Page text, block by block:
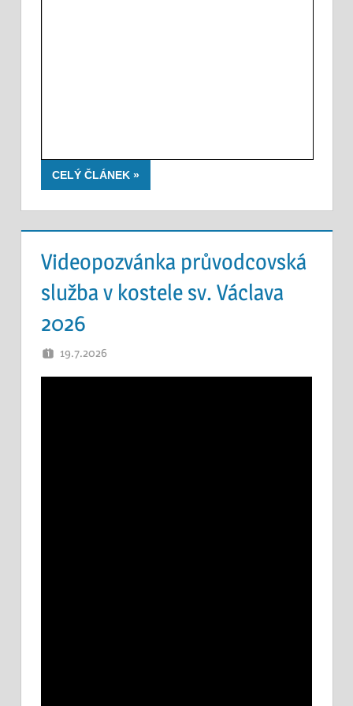
CELÝ ČLÁNEK
Videopozvánka průvodcovská
služba v kostele sv. Václava
2026
19.7.2026